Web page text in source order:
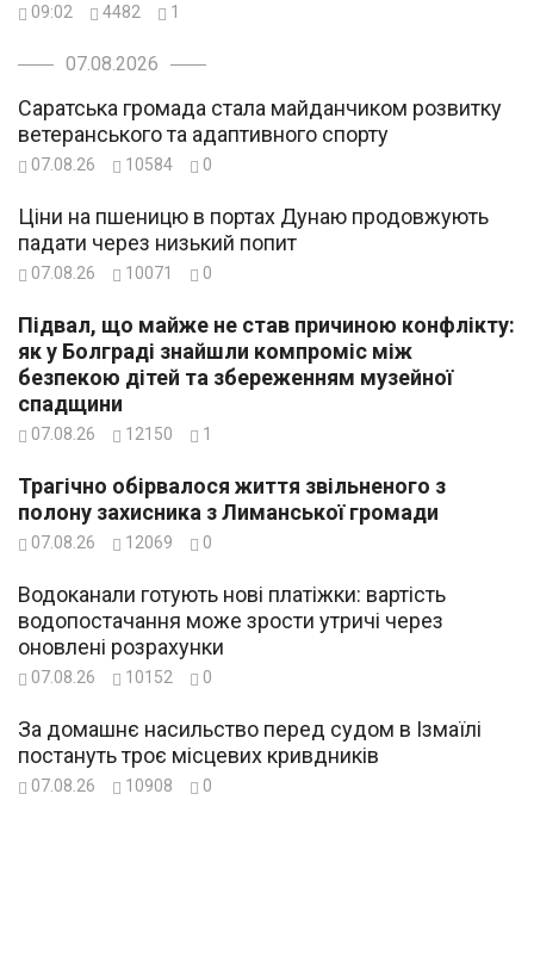
09:02 4482 1
07.08.2026
Саратська громада стала майданчиком розвитку
ветеранського та адаптивного спорту
07.08.26 10584 0
Ціни на пшеницю в портах Дунаю продовжують
падати через низький попит
07.08.26 10071 0
Підвал, що майже не став причиною конфлікту:
як у Болграді знайшли компроміс між
безпекою дітей та збереженням музейної
спадщини
07.08.26 12150 1
Трагічно обірвалося життя звільненого з
полону захисника з Лиманської громади
07.08.26 12069 0
Водоканали готують нові платіжки: вартість
водопостачання може зрости утричі через
оновлені розрахунки
07.08.26 10152 0
За домашнє насильство перед судом в Ізмаїлі
постануть троє місцевих кривдників
07.08.26 10908 0